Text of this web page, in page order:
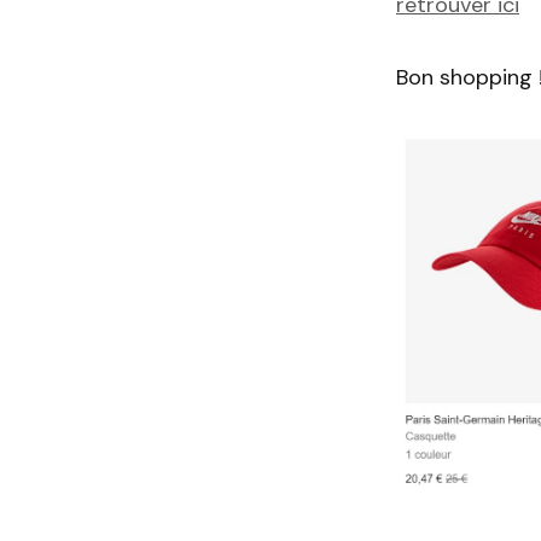
Bon shopping